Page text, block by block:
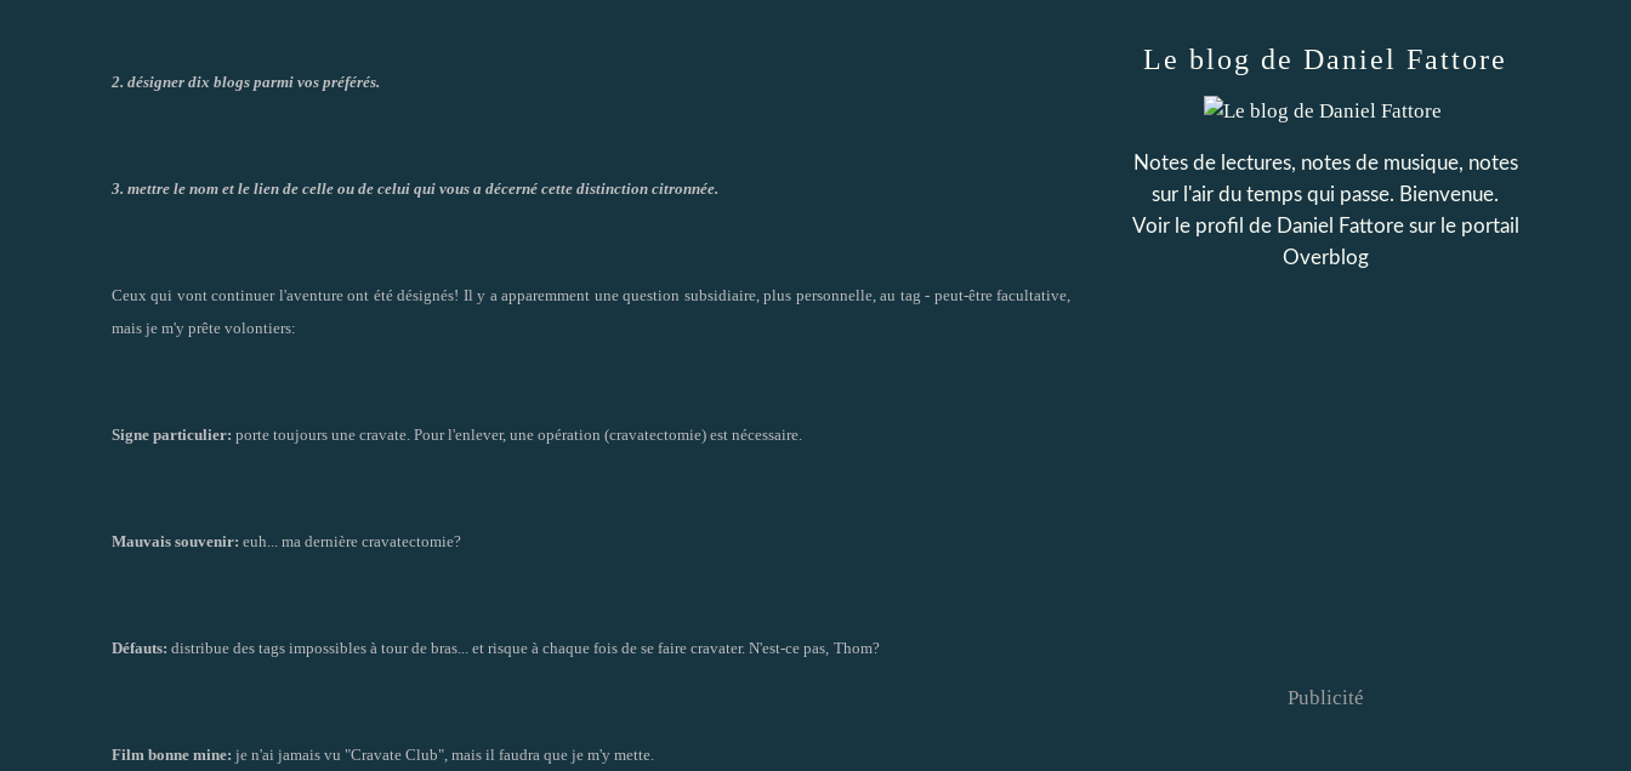
2. désigner dix blogs parmi vos préférés.
3. mettre le nom et le lien de celle ou de celui qui vous a décerné cette distinction citronnée.
Ceux qui vont continuer l'aventure ont été désignés! Il y a apparemment une question subsidiaire, plus personnelle, au tag - peut-être facultative,
mais je m'y prête volontiers:
Signe particulier: porte toujours une cravate. Pour l'enlever, une opération (cravatectomie) est nécessaire.
Mauvais souvenir: euh... ma dernière cravatectomie?
Défauts: distribue des tags impossibles à tour de bras... et risque à chaque fois de se faire cravater. N'est-ce pas, Thom?
Film bonne mine: je n'ai jamais vu "Cravate Club", mais il faudra que je m'y mette.
Le blog de Daniel Fattore
Notes de lectures, notes de musique, notes
sur l'air du temps qui passe. Bienvenue.
Voir le profil de Daniel Fattoresur le portail
Overblog
Publicité